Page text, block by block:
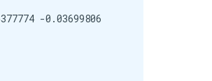
-0.03699806